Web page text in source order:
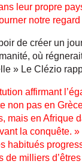
leur propre
notre regard
de créer un
où
» Le Clézio
affirmant
non pas en
mais en Afrique
la conquête.
habitués
de milliers